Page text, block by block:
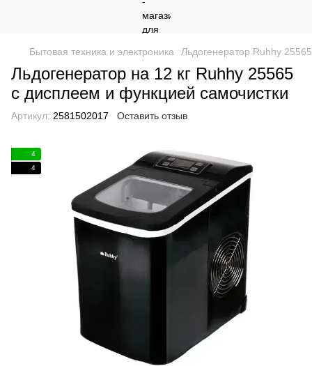
Бытовая техника и электроника Льдогенератор Ruhhy
Льдогенератор на 12 кг Ruhhy 25565
с дисплеем и функцией самочистки
Артикул: 2581502017 Оставить отзыв
4
4